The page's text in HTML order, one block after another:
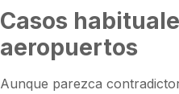
Casos
aeropuertos
Aunque parezca